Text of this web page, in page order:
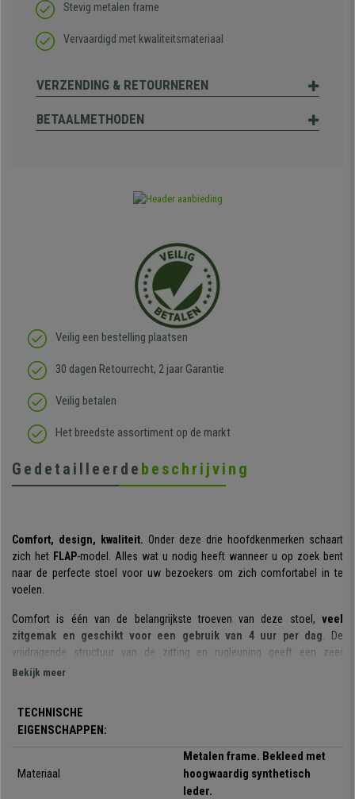
Stevig metalen frame
Vervaardigd met kwaliteitsmateriaal
VERZENDING & RETOURNEREN
BETAALMETHODEN
Veilig een bestelling plaatsen
30 dagen Retourrecht, 2 jaar Garantie
Veilig betalen
Het breedste assortiment op de markt
Gedetailleerde beschrijving
Comfort, design, kwaliteit. Onder deze drie hoofdkenmerken schaart
zich het FLAP-model. Alles wat u nodig heeft wanneer u op zoek bent
naar de perfecte stoel voor uw bezoekers om zich comfortabel in te
voelen.
Comfort is één van de belangrijkste troeven van deze stoel, veel
zitgemak en geschikt voor een gebruik van 4 uur per dag. De
vrijdragende structuur van de zitting en rugleuning geeft een zeer
aangenaam gevoel van gewichtsloosheid. Wachten, vergaderen of
Het materiaal dat is gebruikt voor de productie van deze stoel is van
topkwaliteit, erop bedacht om vele jaren mee te gaan en in dezelfde staat
stoel maakt hem zeer stabiel. Zowel de zitting als de rugleuning
Bekijk meer
TECHNISCHE
EIGENSCHAPPEN:
Materiaal
Metalen frame. Bekleed met
hoogwaardig synthetisch
leder.